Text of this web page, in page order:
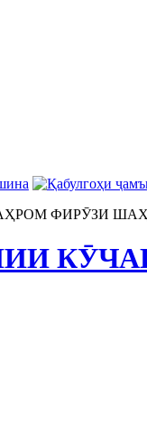
ФИРӮЗИ